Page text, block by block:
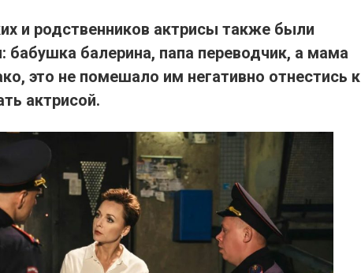
и родственников актрисы также были
: бабушка балерина, папа переводчик, а мама
это не помешало им негативно отнестись к
актрисой.